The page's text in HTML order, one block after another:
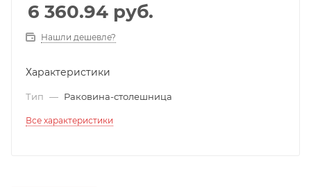
6 360.94 руб.
Нашли дешевле?
Характеристики
Тип — Раковина-столешница
Все характеристики